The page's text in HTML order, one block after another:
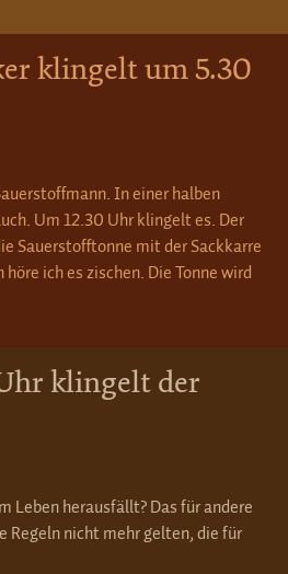
klingelt um 5.30
In einer halben
Um 12.30 Uhr klingelt es. Der
Sauerstofftonne mit der Sackkarre
ich es zischen. Die Tonne wird
klingelt der
Leben herausfällt? Das für andere
Regeln nicht mehr gelten, die für